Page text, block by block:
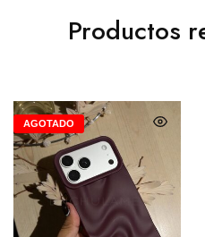
Productos
AGOTADO